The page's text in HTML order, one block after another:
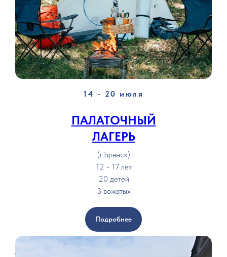
14 - 20 июля
ПАЛАТОЧНЫЙ
ЛАГЕРЬ
(г.Брянск)
12 - 17 лет
20 детей
3 вожатых
Подробнее